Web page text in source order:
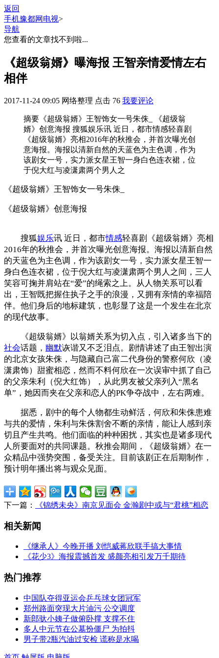
返回
手机豫都网 电视>
导航
您查看的文章找不到啦...
《超级翁婿》曝海报 王智亲情爱情左右
相伴
2017-11-24 09:05 网络整理 点击 76 我要评论
摘要 《超级翁婿》王智饰女一号朱侏_ 《超级翁
婿》创意海报 搜狐娱乐讯 近日，都市情感轻喜剧
《超级翁婿》亮相2016年的秋推会，并首次曝光创
意海报。海报以清新自然的天蓝色为主色调，作为
该剧女一号，实力派女星王智一身白色连衣裙，位
于倪大红与凌潇肃两个男人之
《超级翁婿》王智饰女一号朱侏_
《超级翁婿》创意海报
搜狐娱乐讯 近日，都市情感轻喜剧《超级翁婿》亮相
2016年的秋推会，并首次曝光创意海报。海报以清新自然
的天蓝色为主色调，作为该剧女一号，实力派女星王智一
身白色连衣裙，位于倪大红与凌潇肃两个男人之间，三人
笑容可掬并肩站在“爱”的绳索之上。从人物关系可以看
出，王智既把握住执子之手的浪漫，又拥有亲情的幸福陪
伴。他们身后的地标建筑，也彰显了这是一个发生在北京
的现代故事。
《超级翁婿》以翁婿关系为切入点，引入诸多当下的
社会话题， 幽默诙谐又不乏泪点。剧情讲述了由王智出演
的北京女孩朱侏，与隐藏自己富二代身份的警察何欣（凌
潇肃饰）甜蜜相恋，然而不料何欣在一次误审中抓了自己
的父亲朱利（倪大红饰），从此男友被父亲列入“黑名
单”，她因而夹在父亲和恋人的PK争夺战中，左右两难。
据悉，剧中的每个人物都生动鲜活，何欣和朱侏患难
与共的爱情，朱利与朱侏割舍不断的亲情，能让人感到亲
切且产生共鸣。他们面临的种种困扰，其实也是诸多现代
人所要面对的共同课题。秋推会期间，《超级翁婿》在一
众精品中强势突围，备受关注。目前该剧正在后期制作，
预计明年播出将与观众见面。
下一篇： 《锦绣未央》南京见面会 金瀚剧中或与“君桃”相恋
相关新闻
《继承人》今晚开播 刘恺威蒋欣联手搞大事情
《花少3》海报震撼首发 盛颜亮相引发万千期待
热门推荐
中国队夺得亚运会乒乓球女团冠军
郑州路面突现大片油污 公交调度
新郎驮小姨子做俯卧撑 支撑不住
多人中元节在公墓扮僵尸 为拍抖
男子带2瓶汽油过安检 谎称是水喝